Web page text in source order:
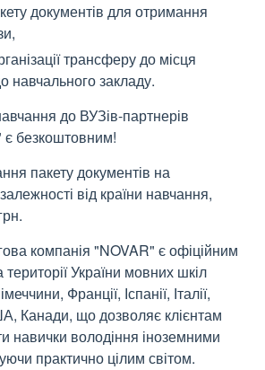
документів для отримання
трансферу до місця
навчального закладу.
до ВУЗів-партнерів
є безкоштовним!
пакету документів на
від країни навчання,
компанія "NOVAR" є офіційним
України мовних шкіл
Франції, Іспанії, Італії,
Канади, що дозволяє клієнтам
навички володіння іноземними
практично цілим світом.